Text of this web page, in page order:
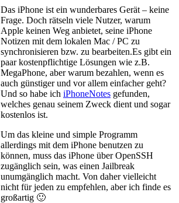
Das iPhone ist ein wunderbares Gerät – keine
Frage. Doch rätseln viele Nutzer, warum
Apple keinen Weg anbietet, seine iPhone
Notizen mit dem lokalen Mac / PC zu
synchronisieren bzw. zu bearbeiten.Es gibt ein
paar kostenpflichtige Lösungen wie z.B.
MegaPhone, aber warum bezahlen, wenn es
auch günstiger und vor allem einfacher geht?
Und so habe ich iPhoneNotes gefunden,
welches genau seinem Zweck dient und sogar
kostenlos ist.
Um das kleine und simple Programm
allerdings mit dem iPhone benutzen zu
können, muss das iPhone über OpenSSH
zugänglich sein, was einen Jailbreak
unumgänglich macht. Von daher vielleicht
nicht für jeden zu empfehlen, aber ich finde es
großartig 🙂